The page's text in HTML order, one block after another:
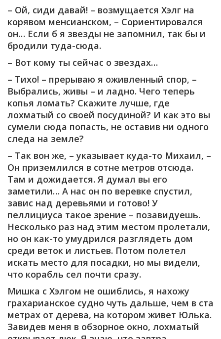
– Ой, сиди давай! – возмущается Хэлг на
корявом менсианском, – Сориентировался
он… Если б я звезды не запомнил, так бы и
бродили туда-сюда.
– Вот кому ты сейчас о звездах…
– Тихо! – прерываю я оживленный спор, –
Выбрались, живы – и ладно. Чего теперь
копья ломать? Скажите лучше, где
лохматый со своей посудиной? И как это вы
сумели сюда попасть, не оставив ни одного
следа на земле?
– Так вон же, – указывает куда-то Михаил, –
Он приземлился в сотне метров отсюда.
Там и дожидается. Я думал вы его
заметили… А нас он по веревке спустил,
завис над деревьями и готово! У
пеллициуса такое зрение – позавидуешь.
Несколько раз над этим местом пролетали,
но он как-то умудрился разглядеть дом
среди веток и листьев. Потом полетел
искать место для посадки, но мы видели,
что корабль сел почти сразу.
Мишка с Хэлгом не ошиблись, я нахожу
грахарианское судно чуть дальше, чем в ста
метрах от дерева, на котором живет Юлька.
Завидев меня в обзорное окно, лохматый